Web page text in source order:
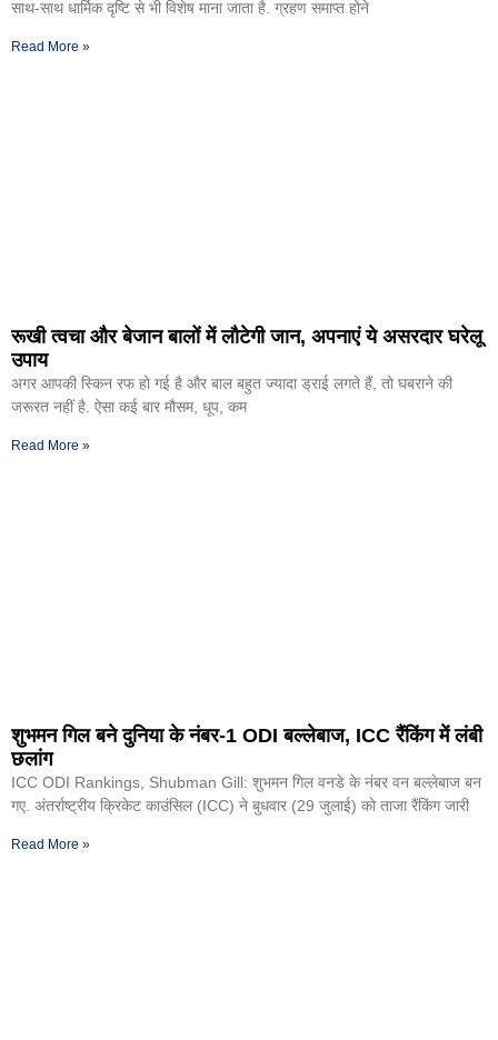
साथ-साथ धार्मिक दृष्टि से भी विशेष माना जाता है. ग्रहण समाप्त होने
Read More »
रूखी त्वचा और बेजान बालों में लौटेगी जान, अपनाएं ये असरदार घरेलू
उपाय
अगर आपकी स्किन रफ हो गई है और बाल बहुत ज्यादा ड्राई लगते हैं, तो घबराने की
जरूरत नहीं है. ऐसा कई बार मौसम, धूप, कम
Read More »
शुभमन गिल बने दुनिया के नंबर-1 ODI बल्लेबाज, ICC रैंकिंग में लंबी
छलांग
ICC ODI Rankings, Shubman Gill: शुभमन गिल वनडे के नंबर वन बल्लेबाज बन
गए. अंतर्राष्ट्रीय क्रिकेट काउंसिल (ICC) ने बुधवार (29 जुलाई) को ताजा रैंकिंग जारी
Read More »